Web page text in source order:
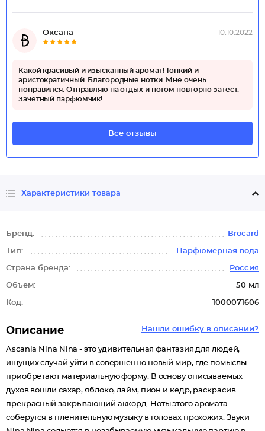
Оксана 10.10.2022
Какой красивый и изысканный аромат! Тонкий и
аристократичный. Благородные нотки. Мне очень
понравился. Отправляю на отдых и потом повторно затест.
Зачётный парфюмчик!
Все отзывы
Характеристики товара
Бренд: Brocard
Тип: Парфюмерная вода
Страна бренда: Россия
Объем: 50 мл
Код: 1000071606
Нашли ошибку в описании?
Описание
Ascania Nina Nina - это удивительная фантазия для людей,
ищущих случай уйти в совершенно новый мир, где помыслы
приобретают материальную форму. В основу описываемых
духов вошли сахар, яблоко, лайм, пион и кедр, раскрасив
прекрасный закрывающий аккорд. Ноты этого аромата
соберутся в пленительную музыку в головах прохожих. Звуки